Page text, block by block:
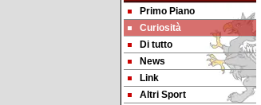
Primo Piano
Curiosità
Di tutto
News
Link
Altri Sport